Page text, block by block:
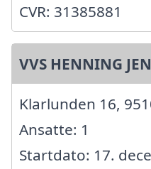
CVR: 31385881
VVS HENNING
Klarlunden 16,
Ansatte: 1
Startdato: 17.